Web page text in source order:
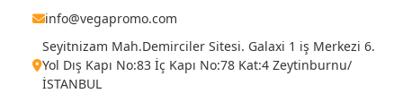
info@vegapromo.com
Seyitnizam Mah.Demirciler Sitesi. Galaxi 1 iş Merkezi 6.
Yol Dış Kapı No:83 İç Kapı No:78 Kat:4 Zeytinburnu/
İSTANBUL